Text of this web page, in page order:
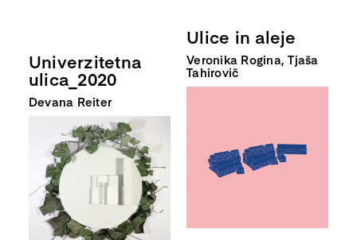
Univerzitetna
ulica_2020
Devana Reiter
Ulice in aleje
Veronika Rogina, Tjaša
Tahirovič